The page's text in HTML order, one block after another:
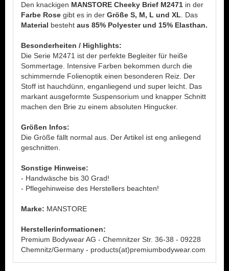
Den knackigen MANSTORE Cheeky Brief M2471 in der
Farbe Rose gibt es in der Größe S, M, L und XL . Das
Material besteht aus 85% Polyester und 15% Elasthan.
Besonderheiten / Highlights:
Die Serie M2471 ist der perfekte Begleiter für heiße
Sommertage. Intensive Farben bekommen durch die
schimmernde Folienoptik einen besonderen Reiz. Der
Stoff ist hauchdünn, enganliegend und super leicht. Das
markant ausgeformte Suspensorium und knapper Schnitt
machen den Brie zu einem absoluten Hingucker.
Größen Infos:
Die Größe fällt normal aus. Der Artikel ist eng anliegend
geschnitten.
Sonstige Hinweise:
- Handwäsche bis 30 Grad!
- Pflegehinweise des Herstellers beachten!
Marke: MANSTORE
Herstellerinformationen:
Premium Bodywear AG - Chemnitzer Str. 36-38 - 09228
Chemnitz/Germany - products(at)premiumbodywear.com